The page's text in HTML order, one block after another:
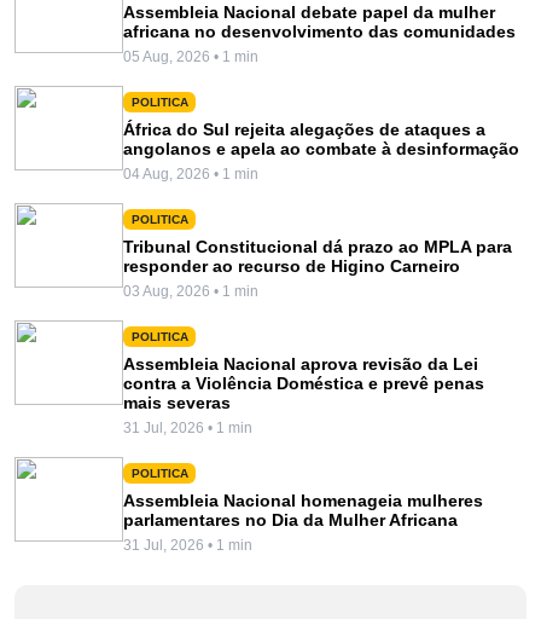
Assembleia Nacional debate papel da mulher
africana no desenvolvimento das comunidades
05 Aug, 2026 • 1 min
POLITICA
África do Sul rejeita alegações de ataques a
angolanos e apela ao combate à desinformação
04 Aug, 2026 • 1 min
POLITICA
Tribunal Constitucional dá prazo ao MPLA para
responder ao recurso de Higino Carneiro
03 Aug, 2026 • 1 min
POLITICA
Assembleia Nacional aprova revisão da Lei
contra a Violência Doméstica e prevê penas
mais severas
31 Jul, 2026 • 1 min
POLITICA
Assembleia Nacional homenageia mulheres
parlamentares no Dia da Mulher Africana
31 Jul, 2026 • 1 min